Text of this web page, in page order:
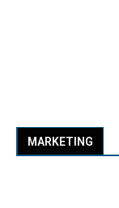
MARKETING